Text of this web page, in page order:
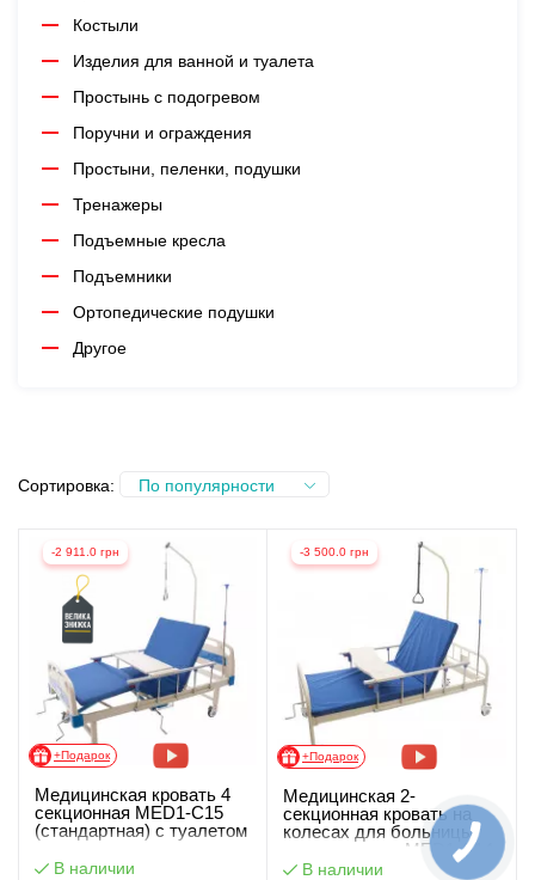
Костыли
Изделия для ванной и туалета
Простынь с подогревом
Поручни и ограждения
Простыни, пеленки, подушки
Тренажеры
Подъемные кресла
Подъемники
Ортопедические подушки
Другое
Сортировка: По популярности
-2 911.0 грн
+Подарок
Медицинская кровать 4
секционная MED1-C15
(стандартная) c туалетом
В наличии
-3 500.0 грн
+Подарок
Медицинская 2-
секционная кровать на
колесах для больницы,
клиники, дома MED1-C14
В наличии